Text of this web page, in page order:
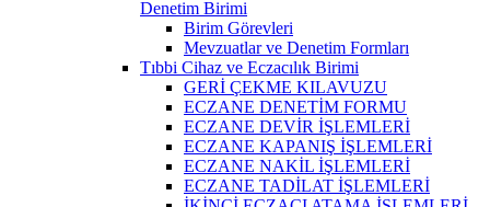
Denetim Birimi
Birim Görevleri
Mevzuatlar ve Denetim Formları
Tıbbi Cihaz ve Eczacılık Birimi
GERİ ÇEKME KILAVUZU
ECZANE DENETİM FORMU
ECZANE DEVİR İŞLEMLERİ
ECZANE KAPANIŞ İŞLEMLERİ
ECZANE NAKİL İŞLEMLERİ
ECZANE TADİLAT İŞLEMLERİ